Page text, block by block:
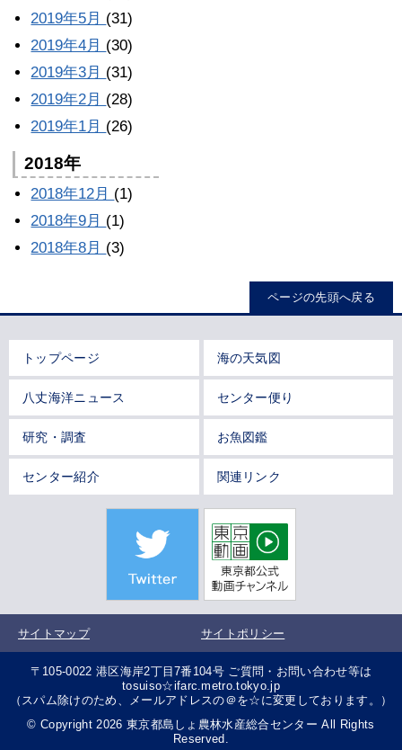
2019年5月 (31)
2019年4月 (30)
2019年3月 (31)
2019年2月 (28)
2019年1月 (26)
2018年
2018年12月 (1)
2018年9月 (1)
2018年8月 (3)
ページの先頭へ戻る
トップページ 海の天気図
八丈海洋ニュース センター便り
研究・調査 お魚図鑑
センター紹介 関連リンク
サイトマップ サイトポリシー
〒105-0022 港区海岸2丁目7番104号 ご質問・お問い合わせ等は
tosuiso☆ifarc.metro.tokyo.jp
（スパム除けのため、メールアドレスの＠を☆に変更しております。）
© Copyright 2026 東京都島しょ農林水産総合センター All Rights
Reserved.